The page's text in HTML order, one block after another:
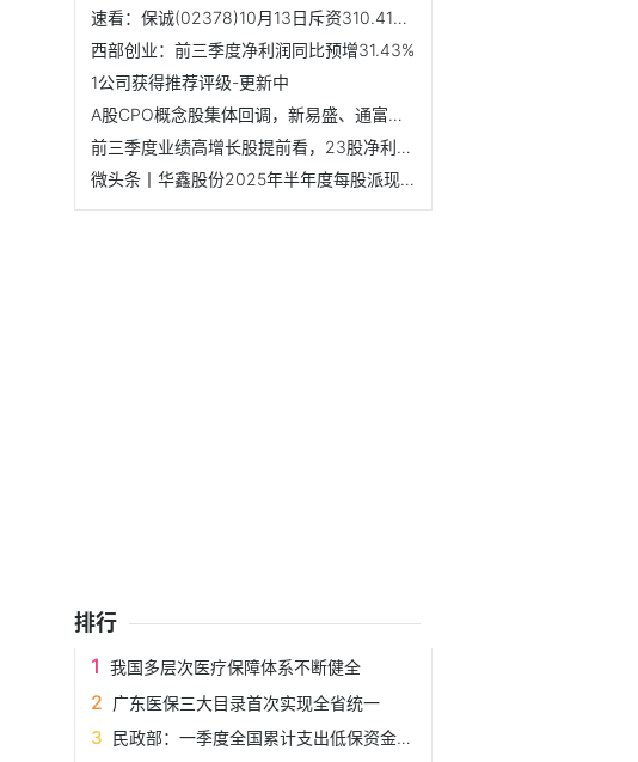
速看：保诚(02378)10月13日斥资310.41万英镑回购30.62万股
西部创业：前三季度净利润同比预增31.43%
1公司获得推荐评级-更新中
A股CPO概念股集体回调，新易盛、通富微电跌超7%，中际旭创跌...
前三季度业绩高增长股提前看，23股净利润增幅翻倍|每日速递
微头条丨华鑫股份2025年半年度每股派现0.039元 股权登记日为10月20日
排行
我国多层次医疗保障体系不断健全
广东医保三大目录首次实现全省统一
民政部：一季度全国累计支出低保资金约461.9亿元